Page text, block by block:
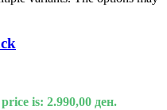
is: 2.990,00 ден.